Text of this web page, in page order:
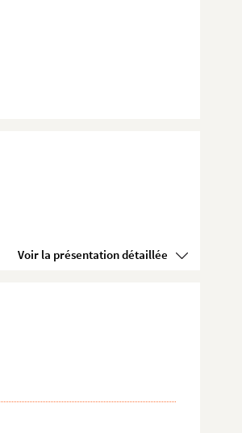
Voir la présentation détaillée